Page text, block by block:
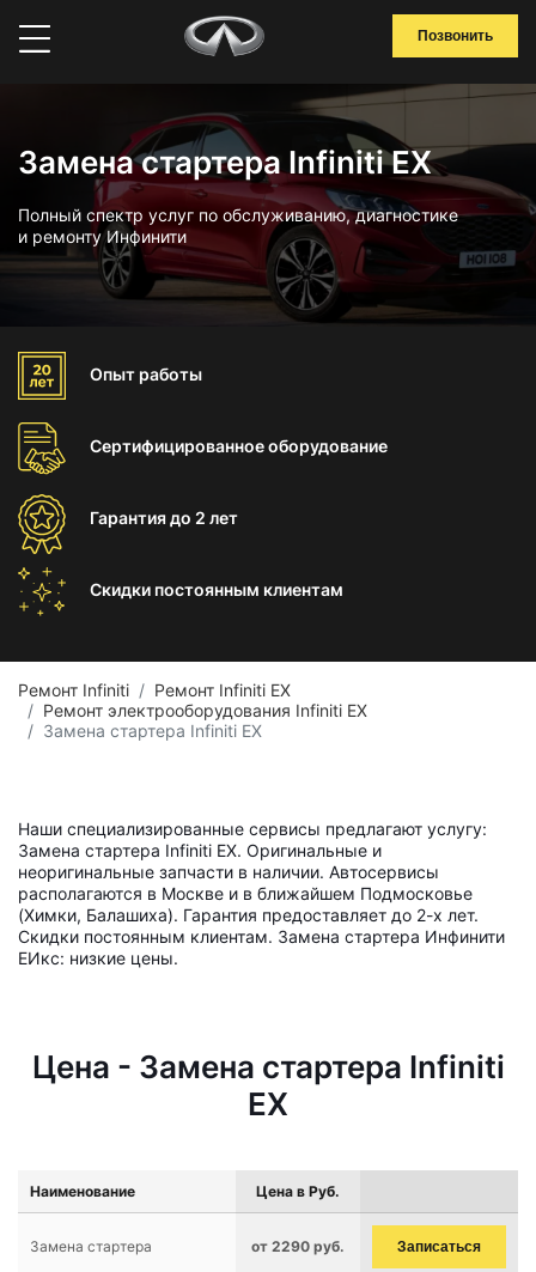
Позвонить
Замена стартера Infiniti EX
Полный спектр услуг по обслуживанию, диагностике
и ремонту Инфинити
Опыт работы
Сертифицированноеоборудование
Гарантиядо 2 лет
Скидки постоянным клиентам
Ремонт Infiniti
Ремонт Infiniti EX
Ремонт электрооборудования Infiniti EX
Замена стартера Infiniti EX
Наши специализированные сервисы предлагают услугу:
Замена стартера Infiniti EX. Оригинальные и
неоригинальные запчасти в наличии. Автосервисы
располагаются в Москве и в ближайшем Подмосковье
(Химки, Балашиха). Гарантия предоставляет до 2-х лет.
Скидки постоянным клиентам. Замена стартера Инфинити
ЕИкс: низкие цены.
Цена - Замена стартера Infiniti
EX
Наименование Цена в Руб.
Замена стартера от 2290 руб. Записаться